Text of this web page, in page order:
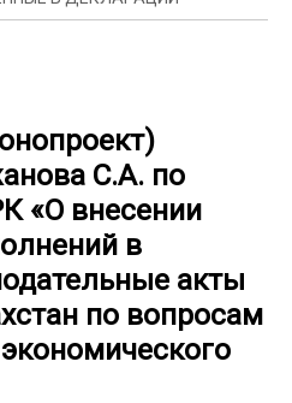
С.А. по
«О внесении
в
акты
по вопросам